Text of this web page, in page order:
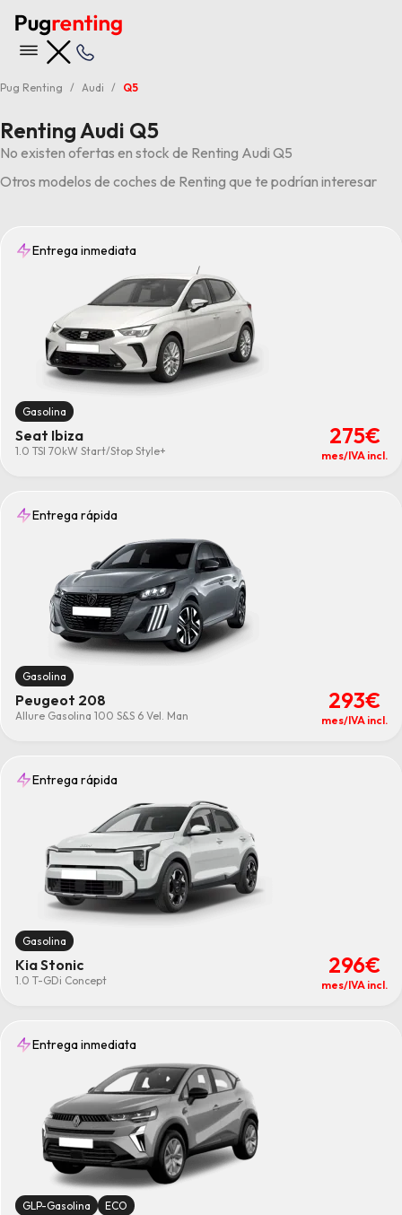
Pug Renting Audi Q5
Renting Audi Q5
No existen ofertas en stock de Renting Audi Q5
Otros modelos de coches de Renting que te podrían interesar
Entrega inmediata
Gasolina
Seat Ibiza
1.0 TSI 70kW Start/Stop Style+
275€
mes/IVA incl.
Entrega rápida
Gasolina
Peugeot 208
Allure Gasolina 100 S&S 6 Vel. Man
293€
mes/IVA incl.
Entrega rápida
Gasolina
Kia Stonic
1.0 T-GDi Concept
296€
mes/IVA incl.
Entrega inmediata
GLP-Gasolina ECO